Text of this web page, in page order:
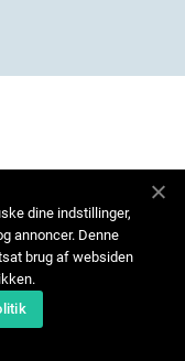
dine indstillinger,
annoncer. Denne
brug af websiden